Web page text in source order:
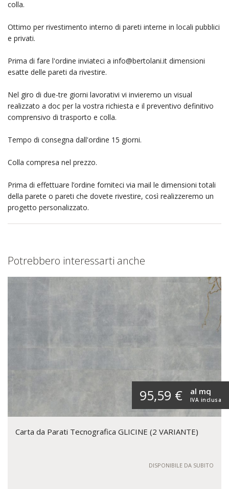
colla.
Ottimo per rivestimento interno di pareti interne in locali pubblici
e privati.
Prima di fare l'ordine inviateci a info@bertolani.it dimensioni
esatte delle pareti da rivestire.
Nel giro di due-tre giorni lavorativi vi invieremo un visual
realizzato a doc per la vostra richiesta e il preventivo definitivo
comprensivo di trasporto e colla.
Tempo di consegna dall'ordine 15 giorni.
Colla compresa nel prezzo.
Prima di effettuare l’ordine forniteci via mail le dimensioni totali
della parete o pareti che dovete rivestire, così realizzeremo un
progetto personalizzato.
Potrebbero interessarti anche
95,59 € IVA inclusa
al mq
Carta da Parati Tecnografica GLICINE (2 VARIANTE)
DISPONIBILE DA SUBITO